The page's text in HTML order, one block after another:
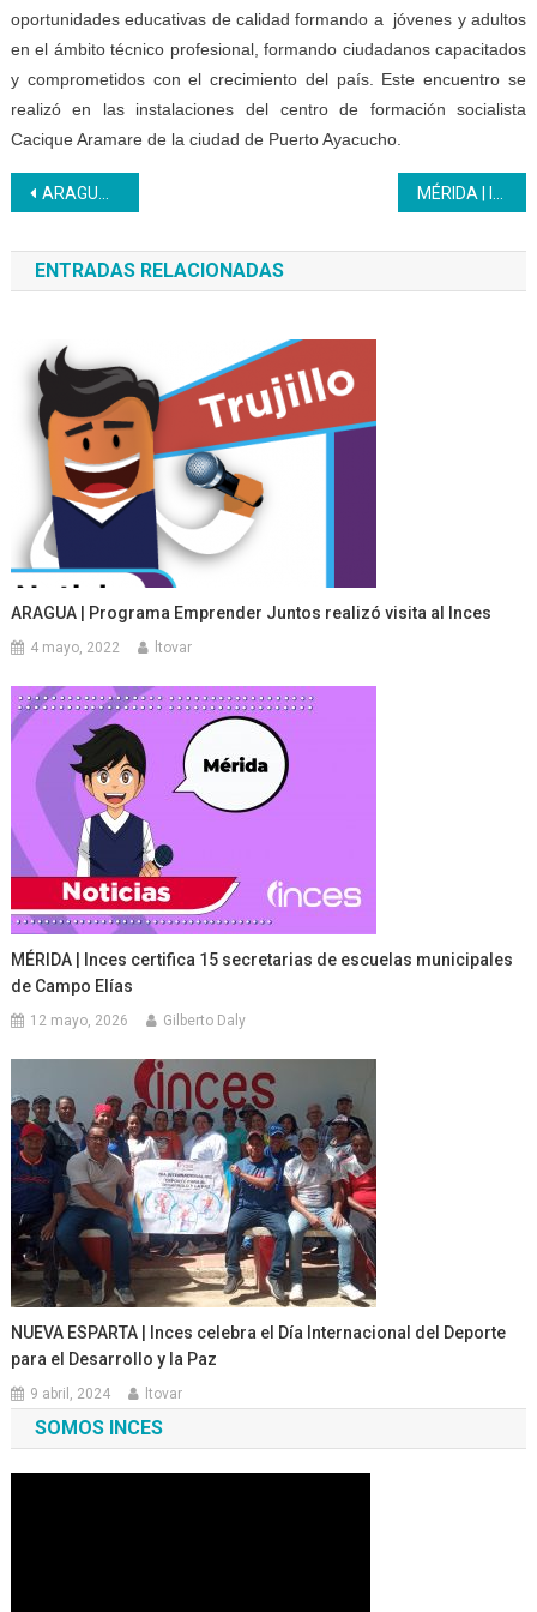
oportunidades educativas de calidad formando a jóvenes y adultos
en el ámbito técnico profesional, formando ciudadanos capacitados
y comprometidos con el crecimiento del país. Este encuentro se
realizó en las instalaciones del centro de formación socialista
Cacique Aramare de la ciudad de Puerto Ayacucho.
Navegación
de
entradas
ARAGUA | El CFS Villa de Cura Impulsa la Formación Profesional con diversas ofertas formativas
ENTRADAS RELACIONADAS
ARAGUA | Programa Emprender Juntos realizó visita al Inces
4 mayo, 2022 ltovar
MÉRIDA | Inces certifica 15 secretarias de escuelas municipales
de Campo Elías
12 mayo, 2026 Gilberto Daly
NUEVA ESPARTA | Inces celebra el Día Internacional del Deporte
para el Desarrollo y la Paz
9 abril, 2024 ltovar
SOMOS INCES